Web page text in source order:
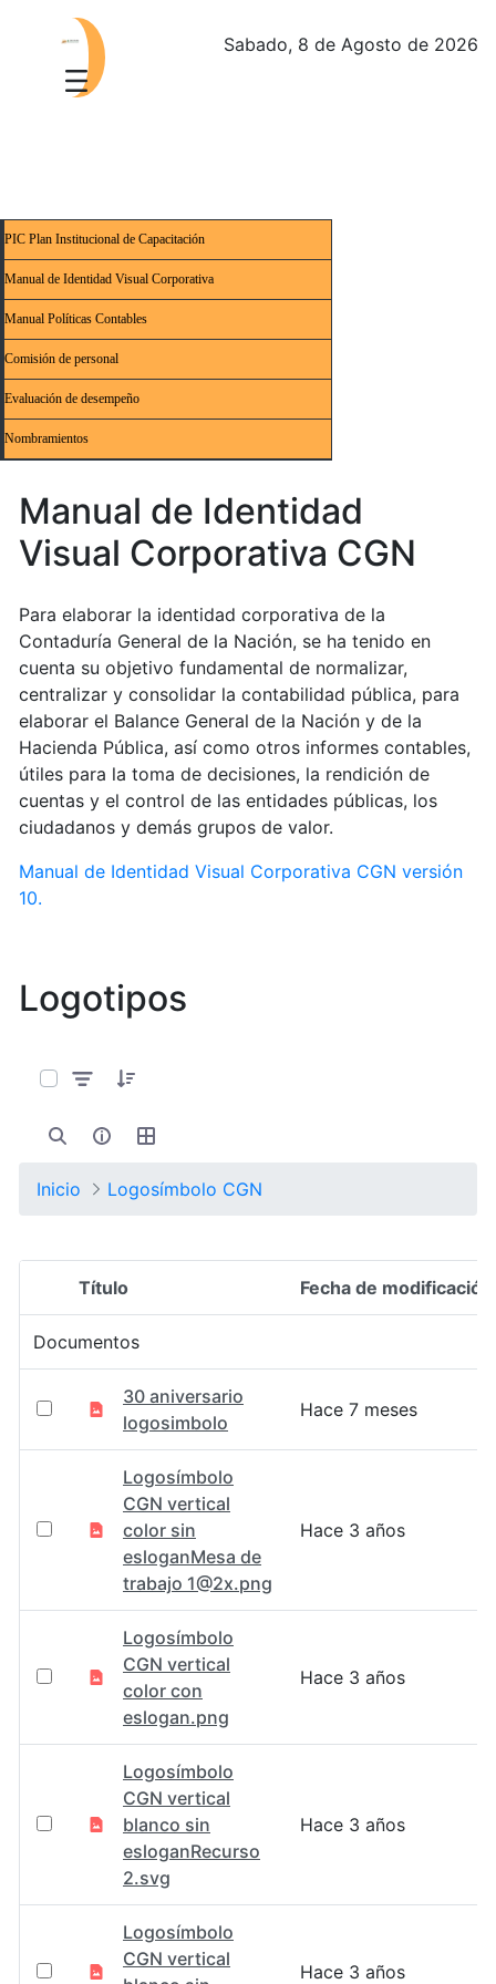
Sabado, 8 de Agosto de 2026
PIC Plan Institucional de Capacitación
Manual de Identidad Visual Corporativa
Manual Políticas Contables
Comisión de personal
Evaluación de desempeño
Nombramientos
Manual de Identidad
Visual Corporativa CGN
Para elaborar la identidad corporativa de la
Contaduría General de la Nación, se ha tenido en
cuenta su objetivo fundamental de normalizar,
centralizar y consolidar la contabilidad pública, para
elaborar el Balance General de la Nación y de la
Hacienda Pública, así como otros informes contables,
útiles para la toma de decisiones, la rendición de
cuentas y el control de las entidades públicas, los
ciudadanos y demás grupos de valor.
Manual de Identidad Visual Corporativa CGN versión
10.
Logotipos
Inicio Logosímbolo CGN
Selección del elemento
Título Fecha de modificación
Documentos
30 aniversario
logosimbolo
Hace 7 meses
Logosímbolo
CGN vertical
color sin
esloganMesa de
trabajo 1@2x.png
Hace 3 años
Logosímbolo
CGN vertical
color con
eslogan.png
Hace 3 años
Logosímbolo
CGN vertical
blanco sin
esloganRecurso
2.svg
Hace 3 años
Logosímbolo
CGN vertical
Hace 3 años